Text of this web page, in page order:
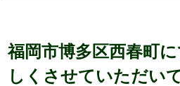
福岡市博多区西春町
しくさせていただい